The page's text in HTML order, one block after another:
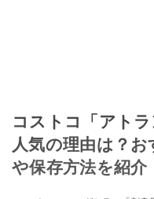
コストコ「アト
人気の理由は？
や保存方法を紹介